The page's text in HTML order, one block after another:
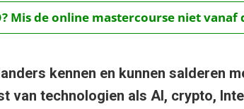
Mis de online mastercourse niet
kennen en kunnen salderen
van technologien als AI, crypto,